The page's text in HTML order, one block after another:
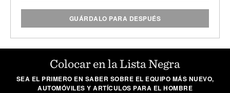
GUÁRDALO PARA DESPUÉS
Colocar en la Lista Negra
SEA EL PRIMERO EN SABER SOBRE EL EQUIPO MÁS NUEVO,
AUTOMÓVILES Y ARTÍCULOS PARA EL HOMBRE